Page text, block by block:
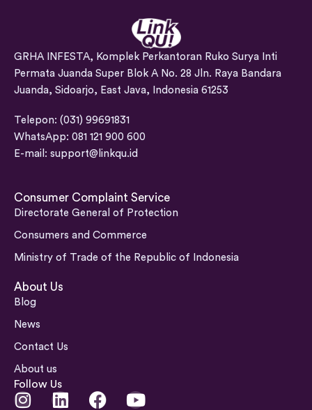
GRHA INFESTA, Komplek Perkantoran Ruko Surya Inti
Permata Juanda Super Blok A No. 28 Jln. Raya Bandara
Juanda, Sidoarjo, East Java, Indonesia 61253
Telepon: (031) 99691831
WhatsApp: 081 121 900 600
E-mail: support@linkqu.id
Consumer Complaint Service
Directorate General of Protection
Consumers and Commerce
Ministry of Trade of the Republic of Indonesia
About Us
Blog
News
Contact Us
About us
Follow Us
I
L
F
Y